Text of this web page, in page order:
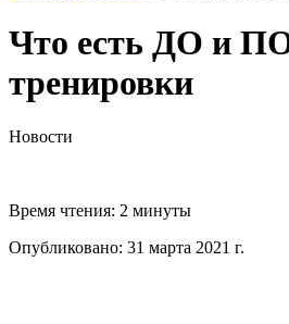
Что есть ДО и
тренировки
Новости
Время чтения: 2 минуты
Опубликовано: 31 марта 2021 г.